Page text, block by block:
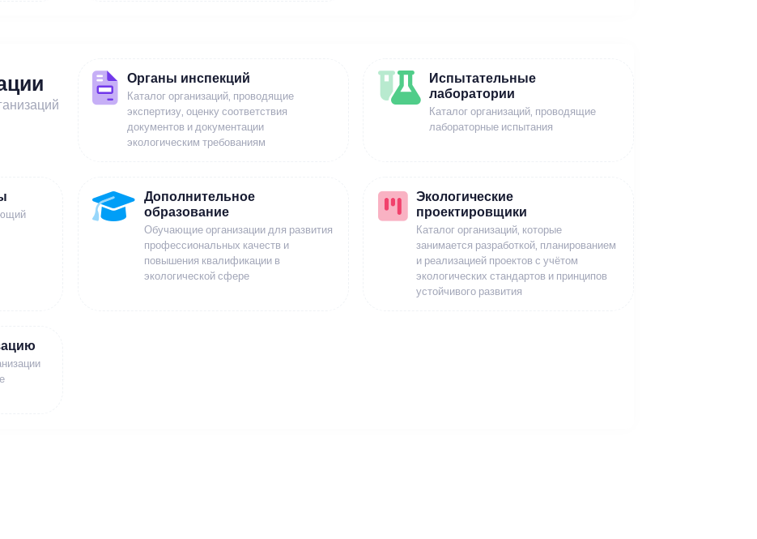
Органы инспекций
Каталог организаций, проводящие
экспертизу, оценку соответствия
документов и документации
экологическим требованиям
Испытательные
лаборатории
Каталог организаций, проводящие
лабораторные испытания
Дополнительное
образование
Обучающие организации для развития
профессиональных качеств и
повышения квалификации в
экологической сфере
Экологические
проектировщики
Каталог организаций, которые
занимается разработкой, планированием
и реализацией проектов с учётом
экологических стандартов и принципов
устойчивого развития